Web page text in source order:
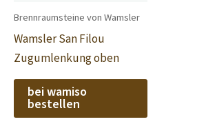
Brennraumsteine von Wamsler
Wamsler San Filou
Zugumlenkung oben
bei wamiso
bestellen